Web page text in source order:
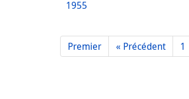
1955
Premier « Précédent 1